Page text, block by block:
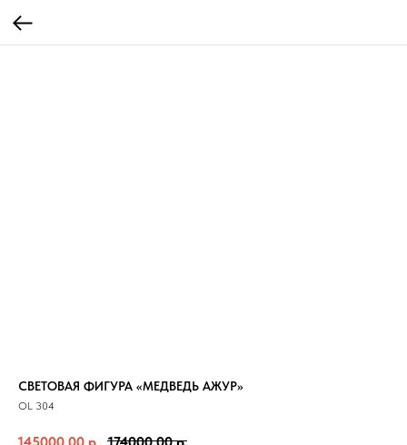
СВЕТОВАЯ ФИГУРА «МЕДВЕДЬ АЖУР»
OL 304